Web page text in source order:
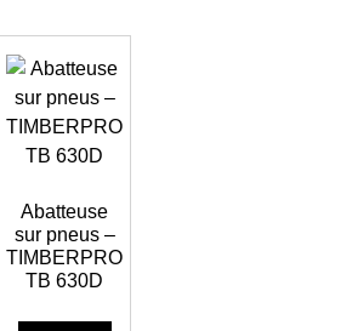
Abatteuse
sur pneus –
TIMBERPRO
TB 630D